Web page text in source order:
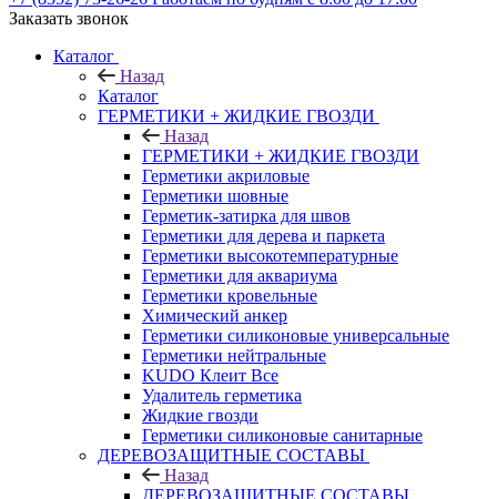
Заказать звонок
Каталог
Назад
Каталог
ГЕРМЕТИКИ + ЖИДКИЕ ГВОЗДИ
Назад
ГЕРМЕТИКИ + ЖИДКИЕ ГВОЗДИ
Герметики акриловые
Герметики шовные
Герметик-затирка для швов
Герметики для дерева и паркета
Герметики высокотемпературные
Герметики для аквариума
Герметики кровельные
Химический анкер
Герметики силиконовые универсальные
Герметики нейтральные
KUDO Клеит Все
Удалитель герметика
Жидкие гвозди
Герметики силиконовые санитарные
ДЕРЕВОЗАЩИТНЫЕ СОСТАВЫ
Назад
ДЕРЕВОЗАЩИТНЫЕ СОСТАВЫ